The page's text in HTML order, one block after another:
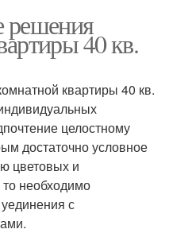
решения
40 кв.
квартиры 40 кв.
целостному
достаточно условное
цветовых и
необходимо
с